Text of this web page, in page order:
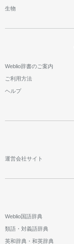
生物
Weblio辞書のご案内
ご利用方法
ヘルプ
運営会社サイト
Weblio国語辞典
類語・対義語辞典
英和辞典・和英辞典